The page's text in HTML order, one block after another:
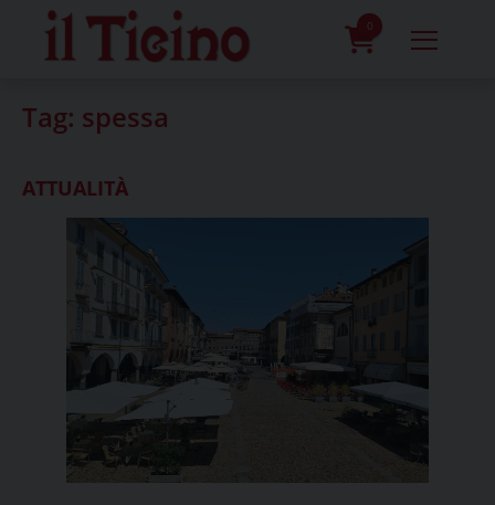
content
0
Tag: spessa
ATTUALITÀ